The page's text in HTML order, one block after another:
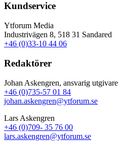
Kundservice
Ytforum Media
Industrivägen 8, 518 31 Sandared
+46 (0)33-10 44 06
Redaktörer
Johan Askengren, ansvarig utgivare
+46 (0)735-57 01 84
johan.askengren@ytforum.se
Lars Askengren
+46 (0)709- 35 76 00
lars.askengren@ytforum.se